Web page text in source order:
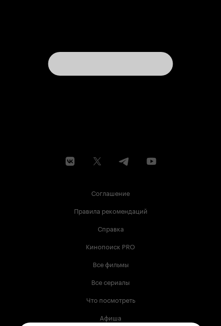
Соглашение
Правила рекомендаций
Справка
Кинопоиск PRO
Все фильмы
Все сериалы
Что посмотреть
Афиша